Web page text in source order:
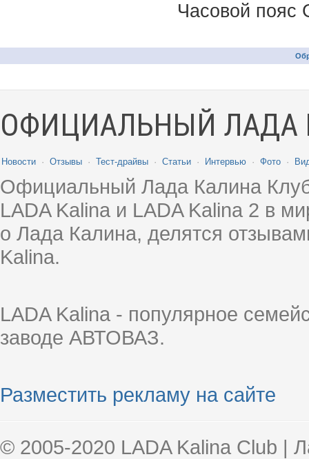
Часовой пояс
ОФИЦИАЛЬНЫЙ ЛАДА
Новости · Отзывы · Тест-драйвы · Статьи · Интервью · Фото ·
Официальный Лада Калина
LADA Kalina и LADA Kalina 2 в
о Лада Калина, делятся
Kalina.
LADA Kalina - популярное
заводе АВТОВАЗ.
Разместить рекламу на сайте
© 2005-2020 LADA Kalina Club |